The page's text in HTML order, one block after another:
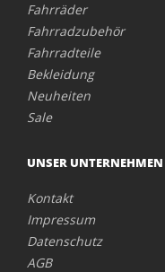
Fahrräder
Fahrradzubehör
Fahrradteile
Bekleidung
Neuheiten
Sale
UNSER UNTERNEHMEN
Kontakt
Impressum
Datenschutz
AGB